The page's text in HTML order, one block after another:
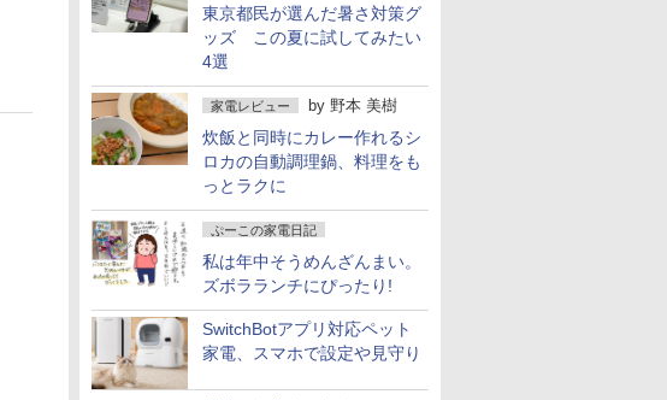
東京都民が選んだ暑さ対策グ
ッズ この夏に試してみたい
4選
家電レビュー by 野本 美樹
炊飯と同時にカレー作れるシ
ロカの自動調理鍋、料理をも
っとラクに
ぷーこの家電日記
私は年中そうめんざんまい。
ズボラランチにぴったり!
SwitchBotアプリ対応ペット
家電、スマホで設定や見守り